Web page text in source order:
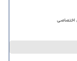
اختصاصی